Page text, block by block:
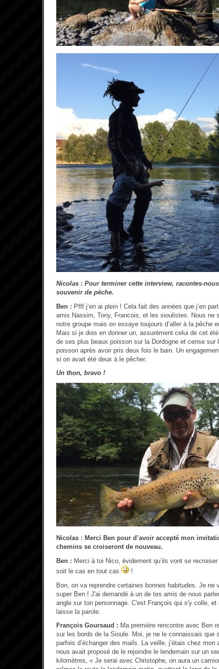
Nicolas : Pour terminer cette interview, racontes-
souvenir de pêche.
Ben : Pfff j’en ai plein ! Cela fait des années que j’en
amis Nassim, Tony, Francois, et les sioulistes. Nous ne
notre groupe mais on essaye toujours d’aller à la pêche
Mais si je dois en donner un, assurément celui de cet
de ses plus beaux poisson sur la Dordogne et cerise sur
poisson après avoir pris deux fois le bain. Un
si on avait été deux à le pêcher.
Un thon, bravo !
Nicolas : Merci Ben pour d’avoir accepté mon
chemins se croiseront de nouveau.
Ben : Merci à toi Nico, évidement qu’ils vont se
soit le cas en tout cas
!
Bon, on va reprendre certaines bonnes habitudes. Je ne
super Ben ! J'ai demandé à un de tes amis de nous
angle sur ton personnage. C'est François qui s'y colle,
laisse la parole.
François Goursaud : Ma première rencontre avec Ben
sur les bords de la Sioule. Moi, je ne le connaissais que
parfois d’échanger des mails. La veille, j’étais chez mon
nous avait proposé de le rejoindre le lendemain sur un
kilomètres, « Je serai avec Christophe, on aura un